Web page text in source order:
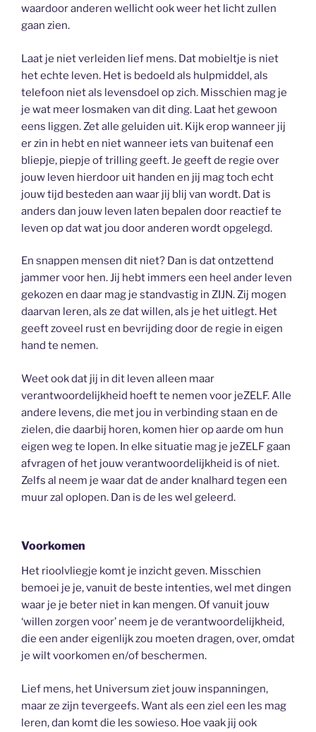
waardoor anderen wellicht ook weer het licht zullen
gaan zien.
Laat je niet verleiden lief mens. Dat mobieltje is niet
het echte leven. Het is bedoeld als hulpmiddel, als
telefoon niet als levensdoel op zich. Misschien mag je
je wat meer losmaken van dit ding. Laat het gewoon
eens liggen. Zet alle geluiden uit. Kijk erop wanneer jij
er zin in hebt en niet wanneer iets van buitenaf een
bliepje, piepje of trilling geeft. Je geeft de regie over
jouw leven hierdoor uit handen en jij mag toch echt
jouw tijd besteden aan waar jij blij van wordt. Dat is
anders dan jouw leven laten bepalen door reactief te
leven op dat wat jou door anderen wordt opgelegd.
En snappen mensen dit niet? Dan is dat ontzettend
jammer voor hen. Jij hebt immers een heel ander leven
gekozen en daar mag je standvastig in ZIJN. Zij mogen
daarvan leren, als ze dat willen, als je het uitlegt. Het
geeft zoveel rust en bevrijding door de regie in eigen
hand te nemen.
Weet ook dat jij in dit leven alleen maar
verantwoordelijkheid hoeft te nemen voor jeZELF. Alle
andere levens, die met jou in verbinding staan en de
zielen, die daarbij horen, komen hier op aarde om hun
eigen weg te lopen. In elke situatie mag je jeZELF gaan
afvragen of het jouw verantwoordelijkheid is of niet.
Zelfs al neem je waar dat de ander knalhard tegen een
muur zal oplopen. Dan is de les wel geleerd.
Voorkomen
Het rioolvliegje komt je inzicht geven. Misschien
bemoei je je, vanuit de beste intenties, wel met dingen
waar je je beter niet in kan mengen. Of vanuit jouw
‘willen zorgen voor’ neem je de verantwoordelijkheid,
die een ander eigenlijk zou moeten dragen, over, omdat
je wilt voorkomen en/of beschermen.
Lief mens, het Universum ziet jouw inspanningen,
maar ze zijn tevergeefs. Want als een ziel een les mag
leren, dan komt die les sowieso. Hoe vaak jij ook